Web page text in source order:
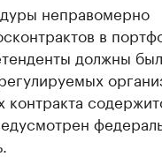
неправомерно
в
должны
контракта